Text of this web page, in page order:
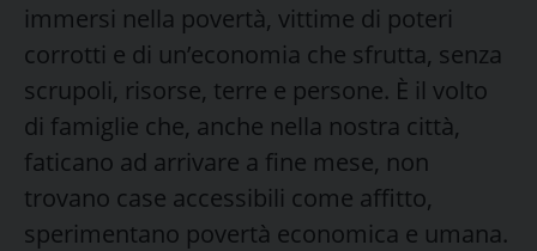
immersi nella povertà, vittime di poteri
corrotti e di un’economia che sfrutta, senza
scrupoli, risorse, terre e persone. È il volto
di famiglie che, anche nella nostra città,
faticano ad arrivare a fine mese, non
trovano case accessibili come affitto,
sperimentano povertà economica e umana.